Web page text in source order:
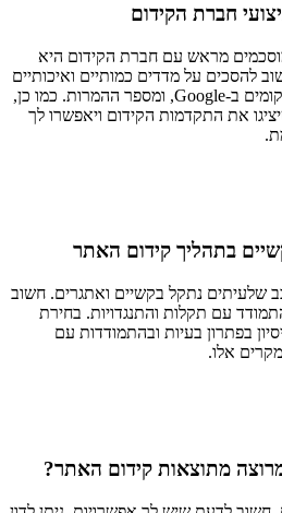
חברת הקידום
מראש עם חברת הקידום היא
להסכים על מדדים כמותיים ואיכותיים
כגון מספר הביקורים באתר, מיקומים ב-Google, ומספר ההמרות. כמו כן,
את התקדמות הקידום ויאפשרו לך
בתהליך קידום האתר
שלעיתים נתקל בקשיים ואתגרים. חשוב
עם תקלות והתנגדויות. בחירת
בפתרון בעיות ובהתמודדות עם
אלו.
מתוצאות קידום האתר?